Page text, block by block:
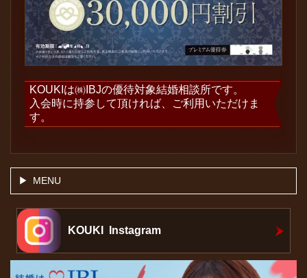
KOUKIは㈱IBJの優待対象結婚相談所です。
入会時に持参して頂ければ、ご利用いただけま
す。
MENU
KOUKI Instagram